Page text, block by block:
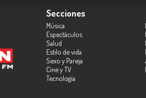
Secciones
Música
Espectáculos
Salud
Estilo de vida
Sexo y Pareja
Cine y TV
Tecnología